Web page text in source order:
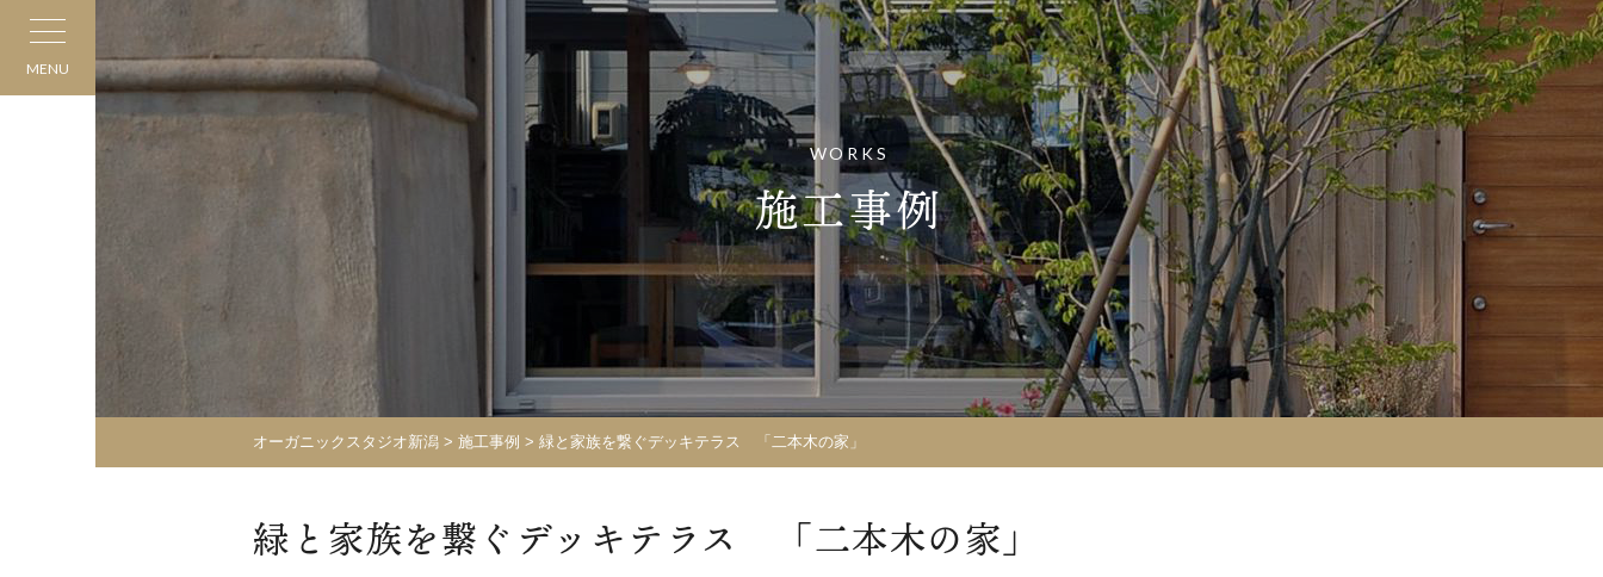
MENU
WORKS
施工事例
オーガニックスタジオ新潟 > 施工事例 > 緑と家族を繋ぐデッキテラス 「二本木の家」
緑と家族を繋ぐデッキテラス 「二本木の家」